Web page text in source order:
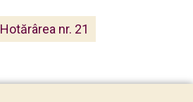
Hotărârea nr. 21